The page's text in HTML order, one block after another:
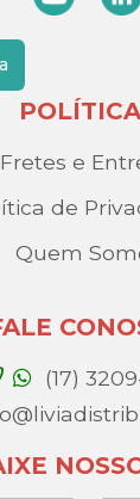
Fretes e
de
Quem
(17)